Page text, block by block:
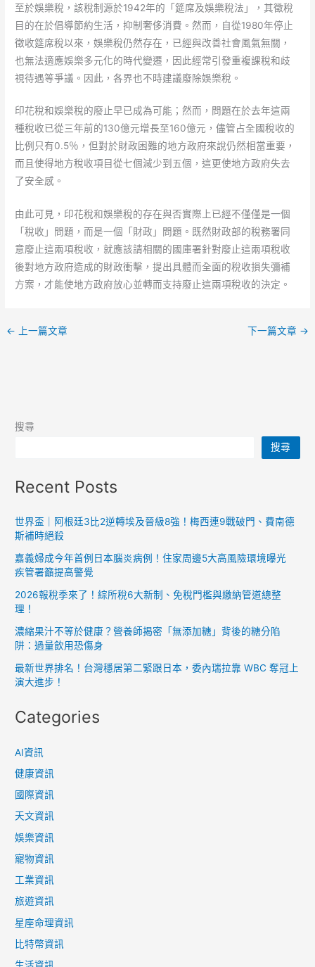
至於娛樂稅，該稅制源於1942年的「筵席及娛樂稅法」，其徵稅
目的在於倡導節約生活，抑制奢侈消費。然而，自從1980年停止
徵收筵席稅以來，娛樂稅仍然存在，已經與改善社會風氣無關，
也無法適應娛樂多元化的時代變遷，因此經常引發重複課稅和歧
視待遇等爭議。因此，各界也不時建議廢除娛樂稅。
印花稅和娛樂稅的廢止早已成為可能；然而，問題在於去年這兩
種稅收已從三年前的130億元增長至160億元，儘管占全國稅收的
比例只有0.5％，但對於財政困難的地方政府來說仍然相當重要，
而且使得地方稅收項目從七個減少到五個，這更使地方政府失去
了安全感。
由此可見，印花稅和娛樂稅的存在與否實際上已經不僅僅是一個
「稅收」問題，而是一個「財政」問題。既然財政部的稅務署同
意廢止這兩項稅收，就應該請相關的國庫署針對廢止這兩項稅收
後對地方政府造成的財政衝擊，提出具體而全面的稅收損失彌補
方案，才能使地方政府放心並轉而支持廢止這兩項稅收的決定。
← 上一篇文章 下一篇文章 →
搜尋
搜尋
Recent Posts
世界盃｜阿根廷3比2逆轉埃及晉級8強！梅西連9戰破門、費南德
斯補時絕殺
嘉義婦成今年首例日本腦炎病例！住家周邊5大高風險環境曝光
疾管署籲提高警覺
2026報稅季來了！綜所稅6大新制、免稅門檻與繳納管道總整
理！
濃縮果汁不等於健康？營養師揭密「無添加糖」背後的糖分陷
阱：過量飲用恐傷身
最新世界排名！台灣穩居第二緊跟日本，委內瑞拉靠 WBC 奪冠上
演大進步！
Categories
AI資訊
健康資訊
國際資訊
天文資訊
娛樂資訊
寵物資訊
工業資訊
旅遊資訊
星座命理資訊
比特幣資訊